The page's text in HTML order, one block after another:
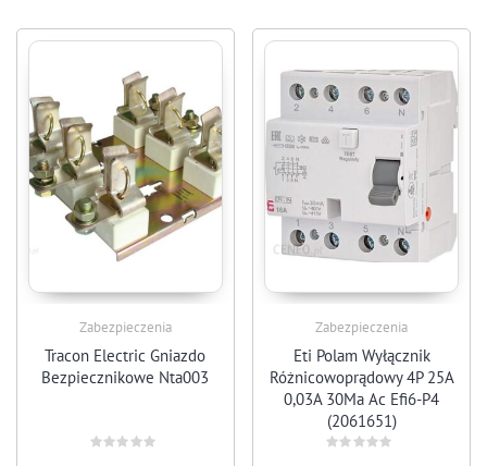
Zabezpieczenia
Tracon Electric Gniazdo
Bezpiecznikowe Nta003
Zabezpieczenia
Eti Polam Wyłącznik
Różnicowoprądowy 4P 25A
0,03A 30Ma Ac Efi6-P4
(2061651)